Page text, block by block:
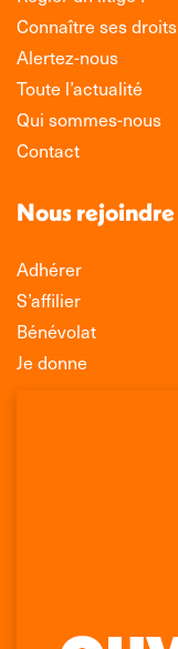
Connaître ses droits
Alertez-nous
Toute l’actualité
Qui sommes-nous
Contact
Nous rejoindre
Adhérer
S’affilier
Bénévolat
Je donne